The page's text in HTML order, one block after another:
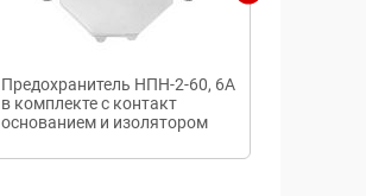
Предохранитель НПН-2-60, 6А
в комплекте с контакт
основанием и изолятором